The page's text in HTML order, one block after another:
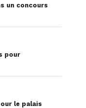
menthe.
le tous.
un concours
pour
le palais